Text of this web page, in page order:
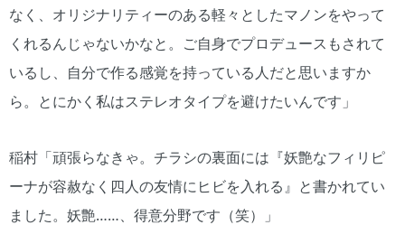
なく、オリジナリティーのある軽々としたマノンをやって
くれるんじゃないかなと。ご自身でプロデュースもされて
いるし、自分で作る感覚を持っている人だと思いますか
ら。とにかく私はステレオタイプを避けたいんです」
稲村「頑張らなきゃ。チラシの裏面には『妖艶なフィリピ
ーナが容赦なく四人の友情にヒビを入れる』と書かれてい
ました。妖艶……、得意分野です（笑）」